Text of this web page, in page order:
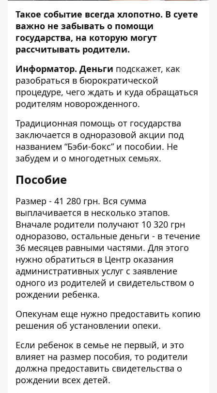
Такое событие всегда хлопотно. В суете
важно не забывать о помощи
государства, на которую могут
рассчитывать родители.
Информатор. Деньги подскажет, как
разобраться в бюрократической
процедуре, чего ждать и куда обращаться
родителям новорожденного.
Традиционная помощь от государства
заключается в одноразовой акции под
названием “Бэби-бокс” и пособии. Не
забудем и о многодетных семьях.
Пособие
Размер - 41 280 грн. Вся сумма
выплачивается в несколько этапов.
Вначале родители получают 10 320 грн
одноразово, остальные деньги - в течение
36 месяцев равными частями. Для этого
нужно обратиться в Центр оказания
административных услуг с заявление
одного из родителей и свидетельством о
рождении ребенка.
Опекунам еще нужно предоставить копию
решения об установлении опеки.
Если ребенок в семье не первый, и это
влияет на размер пособия, то родители
должна предоставить свидетельства о
рождении всех детей.